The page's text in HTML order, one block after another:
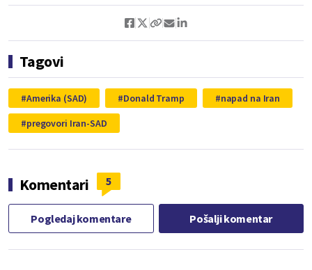
Tagovi
Amerika (SAD) Donald Tramp
napad na Iran
pregovori Iran-SAD
Komentari 5
Pogledaj komentare Pošalji komentar